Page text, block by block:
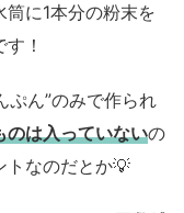
に1本分の粉末を
！
ぷん”のみで作られ
のは入っていないの
トなのだとか💡